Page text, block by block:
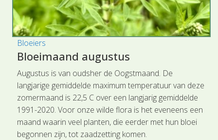
Bloeiers
Bloeimaand augustus
Augustus is van oudsher de Oogstmaand. De
langjarige gemiddelde maximum temperatuur van deze
zomermaand is 22,5 C over een langjarig gemiddelde
1991-2020. Voor onze wilde flora is het eveneens een
maand waarin veel planten, die eerder met hun bloei
begonnen zijn, tot zaadzetting komen.